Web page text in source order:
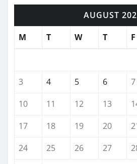
AUGUST
M
T W T F
3
4 5 6 7
10
11 12 13
17
18 19 20
24
25 26 27